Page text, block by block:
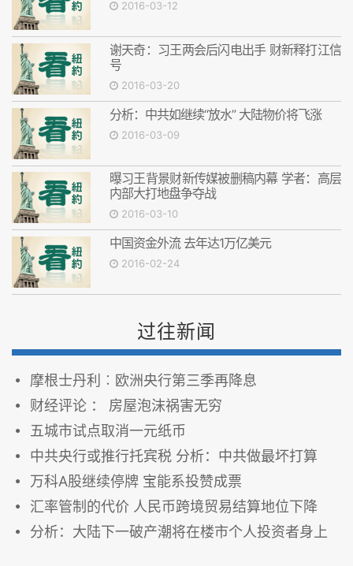
2016-03-12
谢天奇：习王两会后闪电出手 财新释打江信
号
2016-03-20
分析：中共如继续“放水” 大陆物价将飞涨
2016-03-09
曝习王背景财新传媒被删稿内幕 学者：高层
内部大打地盘争夺战
2016-03-10
中国资金外流 去年达1万亿美元
2016-02-24
过往新闻
摩根士丹利︰欧洲央行第三季再降息
财经评论 ： 房屋泡沫祸害无穷
五城市试点取消一元纸币
中共央行或推行托宾税 分析：中共做最坏打算
万科A股继续停牌 宝能系投赞成票
汇率管制的代价 人民币跨境贸易结算地位下降
分析：大陆下一破产潮将在楼市个人投资者身上